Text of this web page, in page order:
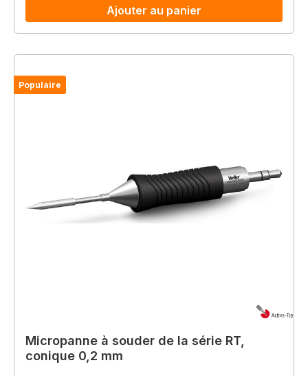
Ajouter au panier
Populaire
Micropanne à souder de la série RT,
conique 0,2 mm